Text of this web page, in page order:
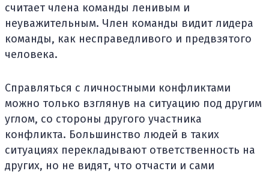
считает члена команды ленивым и
неуважительным. Член команды видит лидера
команды, как несправедливого и предвзятого
человека.
Справляться с личностными конфликтами
можно только взглянув на ситуацию под другим
углом, со стороны другого участника
конфликта. Большинство людей в таких
ситуациях перекладывают ответственность на
других, но не видят, что отчасти и сами